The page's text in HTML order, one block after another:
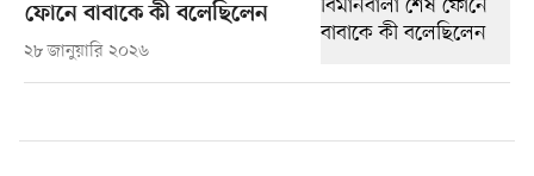
ফোনে বাবাকে কী বলেছিলেন
২৮ জানুয়ারি ২০২৬